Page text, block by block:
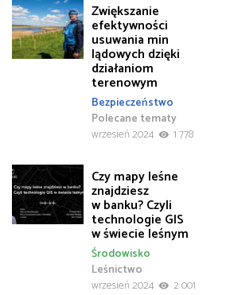
Zwiększanie
efektywności
usuwania min
lądowych dzięki
działaniom
terenowym
Bezpieczeństwo
Polecane tematy
wrzesień 2024
1 778
Czy mapy leśne
znajdziesz
w banku? Czyli
technologie GIS
w świecie leśnym
Leśnictwo
Środowisko
wrzesień 2024
2 001